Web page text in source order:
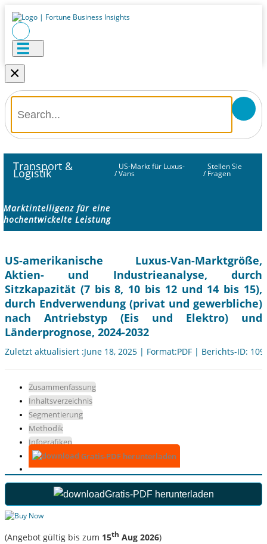
×
Transport &
Logistik /
US-Markt für Luxus-
Vans /
Stellen Sie
Fragen
Marktintelligenz für eine
hochentwickelte Leistung
US-amerikanische Luxus-Van-Marktgröße,
Aktien- und Industrieanalyse, durch
Sitzkapazität (7 bis 8, 10 bis 12 und 14 bis 15),
durch Endverwendung (privat und gewerbliche)
nach Antriebstyp (Eis und Elektro) und
Länderprognose, 2024-2032
Zuletzt aktualisiert :June 18, 2025 | Format:PDF | Berichts-ID:
Zusammenfassung
Inhaltsverzeichnis
Segmentierung
Methodik
Infografiken
Gratis-PDF herunterladen
Gratis-PDF herunterladen
(Angebot gültig bis zum 15th Aug 2026)